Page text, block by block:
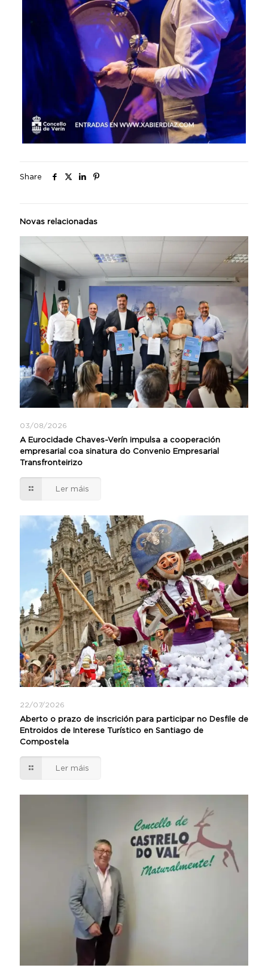
Share
Novas relacionadas
03/08/2026
A Eurocidade Chaves-Verín impulsa a cooperación
empresarial coa sinatura do Convenio Empresarial
Transfronteirizo
Ler máis
22/07/2026
Aberto o prazo de inscrición para participar no Desfile de
Entroidos de Interese Turístico en Santiago de
Compostela
Ler máis